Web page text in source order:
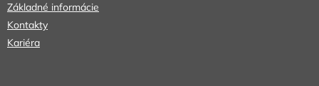
Základné informácie
Kontakty
Kariéra